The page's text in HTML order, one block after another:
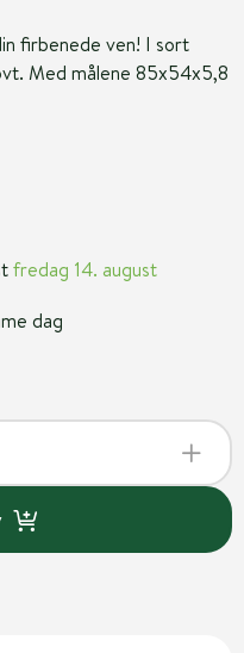
firbenede ven! I sort
Med målene 85x54x5,8
fredag 14. august
dag